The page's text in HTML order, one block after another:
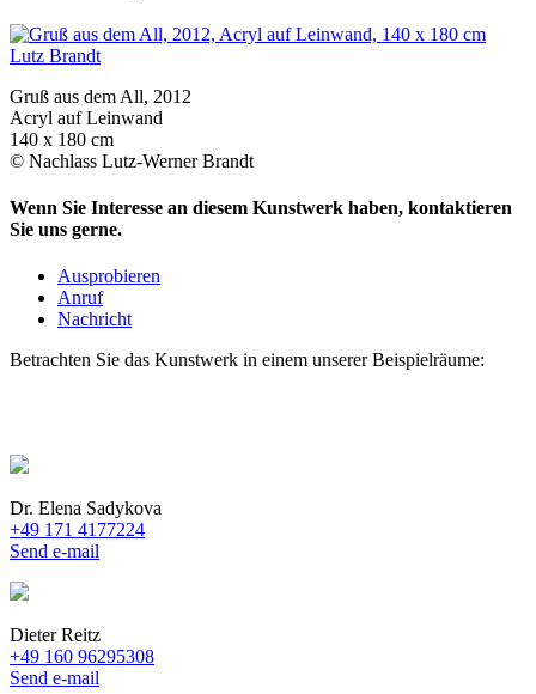
Lutz Brandt
Gruß aus dem All, 2012
Acryl auf Leinwand
140 x 180 cm
© Nachlass Lutz-Werner Brandt
Wenn Sie Interesse an diesem Kunstwerk haben, kontaktieren
Sie uns gerne.
Ausprobieren
Anruf
Nachricht
Betrachten Sie das Kunstwerk in einem unserer Beispielräume:
Dr. Elena Sadykova
+49 171 4177224
Send e-mail
Dieter Reitz
+49 160 96295308
Send e-mail